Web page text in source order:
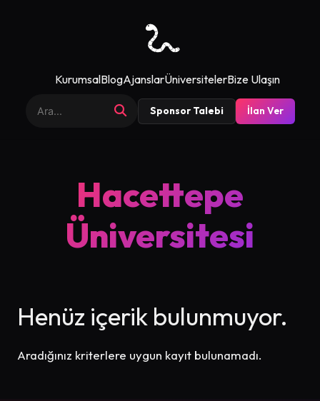
KurumsalBlogAjanslarÜniversitelerBize Ulaşın
Sponsor Talebi İlan Ver
Hacettepe
Üniversitesi
Henüz içerik bulunmuyor.
Aradığınız kriterlere uygun kayıt bulunamadı.